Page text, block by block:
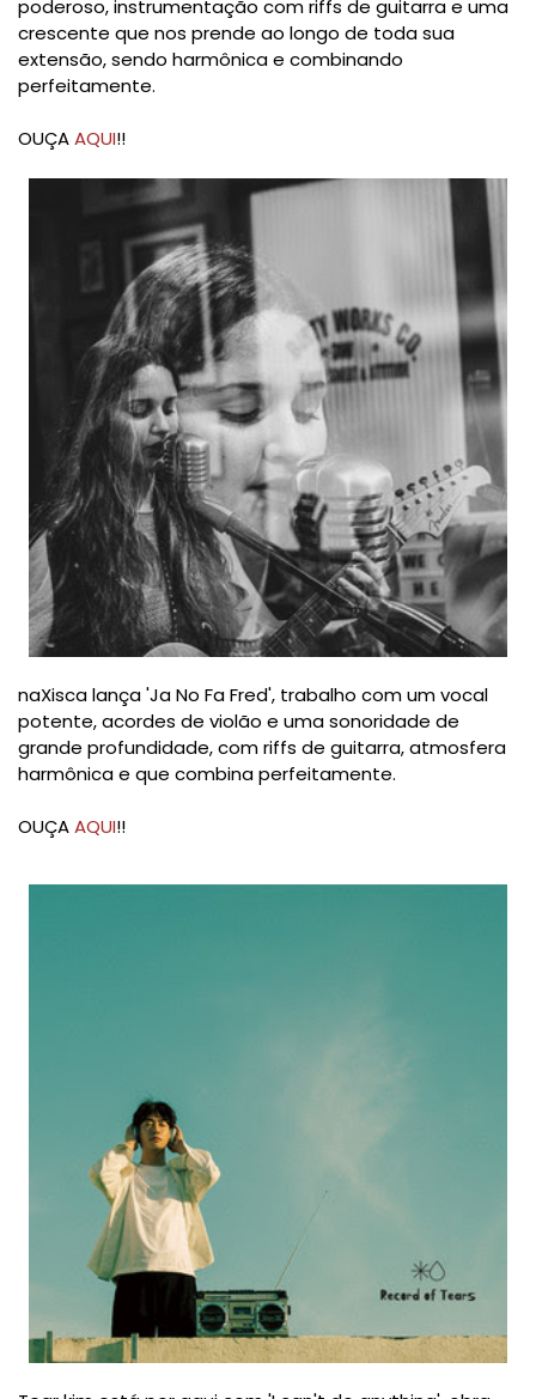
poderoso, instrumentação com riffs de guitarra e uma
crescente que nos prende ao longo de toda sua
extensão, sendo harmônica e combinando
perfeitamente.
OUÇAAQUI!!
naXisca lança 'Ja No Fa Fred', trabalho com um vocal
potente, acordes de violão e uma sonoridade de
grande profundidade, com riffs de guitarra, atmosfera
harmônica e que combina perfeitamente.
OUÇAAQUI!!